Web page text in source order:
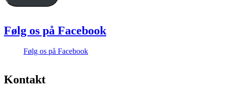
Følg os på Facebook
Følg os på Facebook
Kontakt